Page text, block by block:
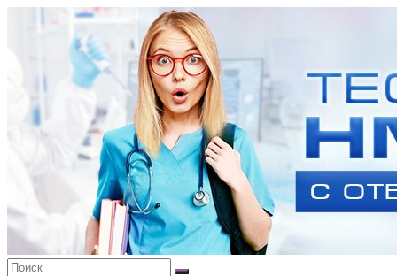
содержимому
портала
ответами